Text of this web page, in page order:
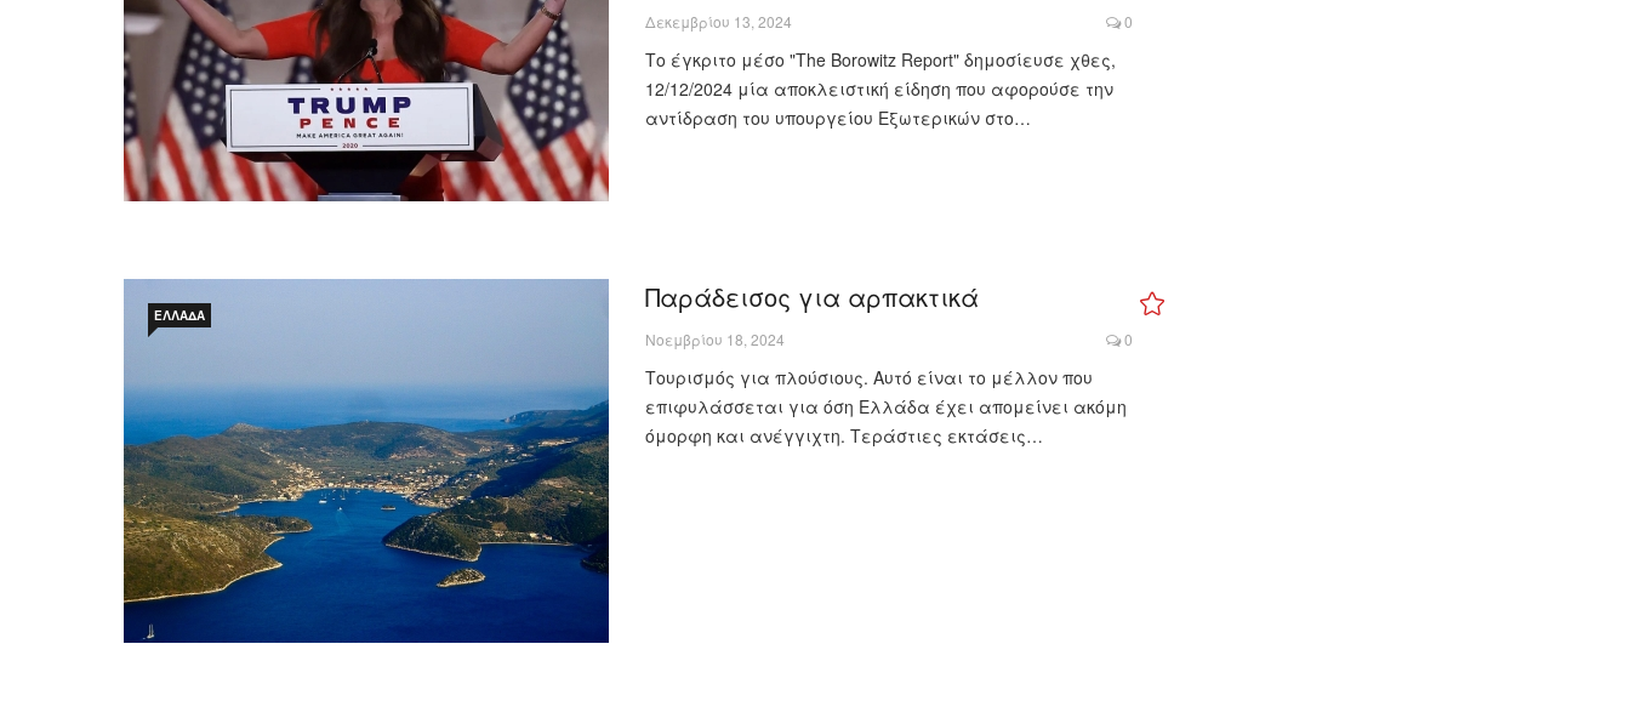
Δεκεμβρίου 13, 2024 0
Το έγκριτο μέσο "The Borowitz Report" δημοσίευσε χθες,
12/12/2024 μία αποκλειστική είδηση που αφορούσε την
αντίδραση του υπουργείου Εξωτερικών στο…
ΕΛΛΆΔΑ
Παράδεισος για αρπακτικά
Νοεμβρίου 18, 2024 0
Τουρισμός για πλούσιους. Αυτό είναι το μέλλον που
επιφυλάσσεται για όση Ελλάδα έχει απομείνει ακόμη
όμορφη και ανέγγιχτη. Τεράστιες εκτάσεις…